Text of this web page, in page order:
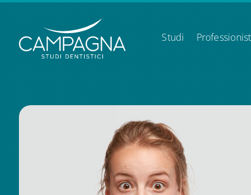
Skip
content
Studi